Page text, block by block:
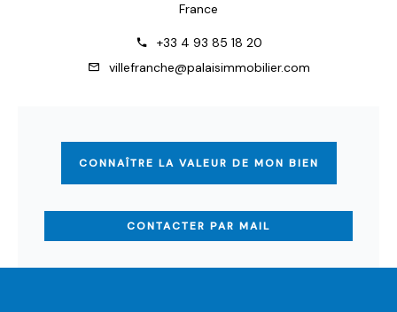
France
+33 4 93 85 18 20
villefranche@palaisimmobilier.com
CONNAÎTRE LA VALEUR DE MON BIEN
CONTACTER PAR MAIL